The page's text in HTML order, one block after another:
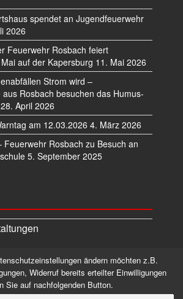
spendet an Jugendfeuerwehr
2026
Feuerwehr Rosbach feiert
auf der Kapersburg 11. Mai 2026
Strom wird –
Rosbach besuchen das Humus-
28. April 2026
am 12.03.2026 4. März 2026
Feuerwehr Rosbach zu Besuch an
5. September 2025
Impressum
Alle Rechte vorbehalten.
ändern möchten z.B.
Widerruf bereits erteilter Einwilligungen
Sie auf nachfolgenden Button.